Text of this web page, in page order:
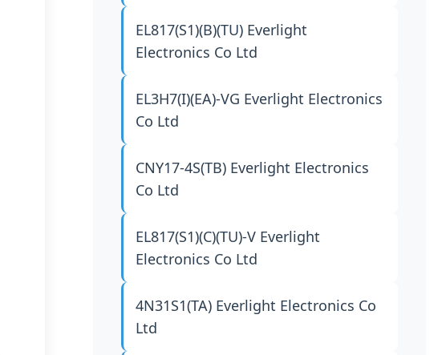
EL817(S1)(B)(TU) Everlight
Electronics Co Ltd
EL3H7(I)(EA)-VG Everlight Electronics
Co Ltd
CNY17-4S(TB) Everlight Electronics
Co Ltd
EL817(S1)(C)(TU)-V Everlight
Electronics Co Ltd
4N31S1(TA) Everlight Electronics Co
Ltd